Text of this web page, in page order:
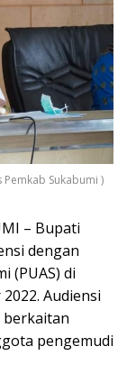
Sukabumi )
– Bupati
dengan
(PUAS) di
Audiensi
berkaitan
pengemudi